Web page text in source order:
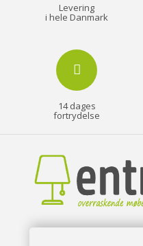
Levering
i hele Danmark
14 dages
fortrydelse